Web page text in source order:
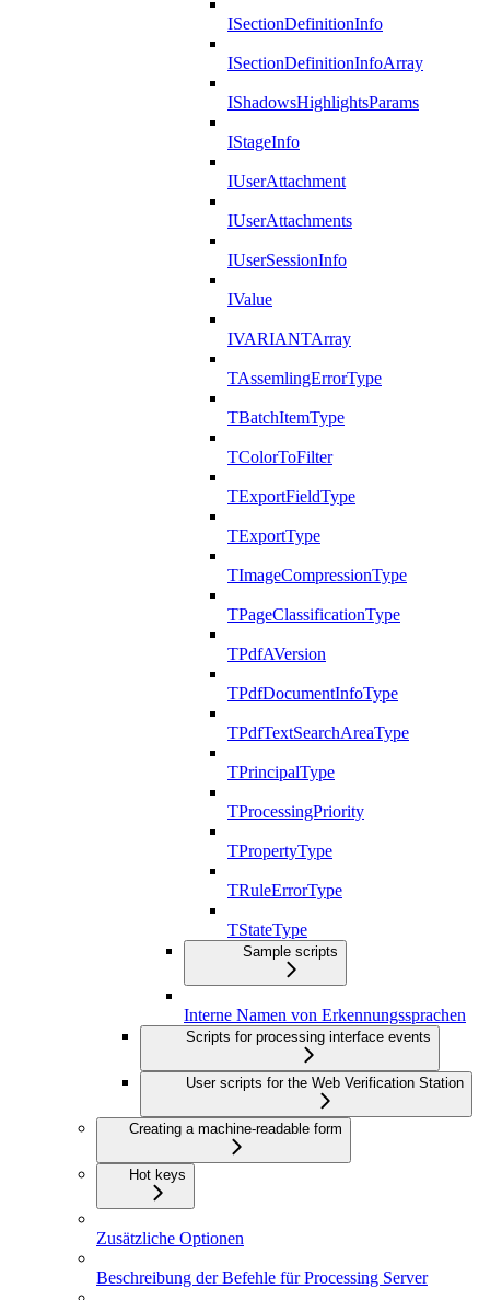
ISectionDefinitionInfo
ISectionDefinitionInfoArray
IShadowsHighlightsParams
IStageInfo
IUserAttachment
IUserAttachments
IUserSessionInfo
IValue
IVARIANTArray
TAssemlingErrorType
TBatchItemType
TColorToFilter
TExportFieldType
TExportType
TImageCompressionType
TPageClassificationType
TPdfAVersion
TPdfDocumentInfoType
TPdfTextSearchAreaType
TPrincipalType
TProcessingPriority
TPropertyType
TRuleErrorType
TStateType
Sample scripts
Interne Namen von Erkennungssprachen
Scripts for processing interface events
User scripts for the Web Verification Station
Creating a machine-readable form
Hot keys
Zusätzliche Optionen
Beschreibung der Befehle für Processing Server